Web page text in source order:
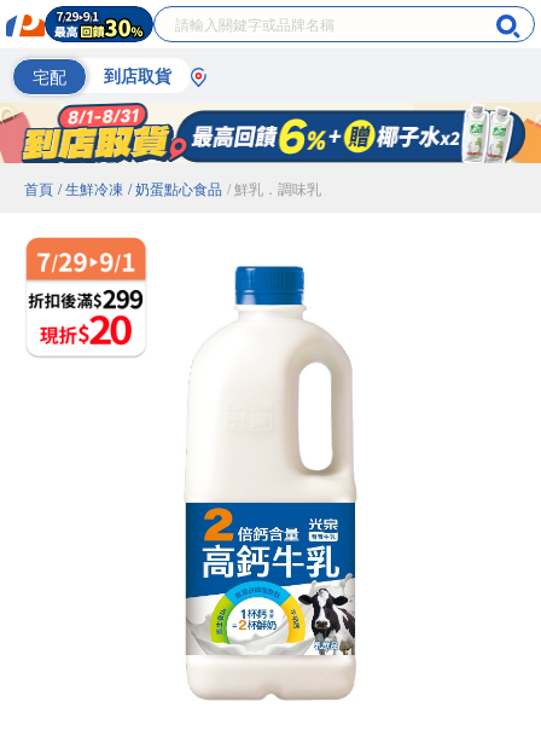
宅配 到店取貨
首頁 / 生鮮冷凍 / 奶蛋點心食品 / 鮮乳．調味乳